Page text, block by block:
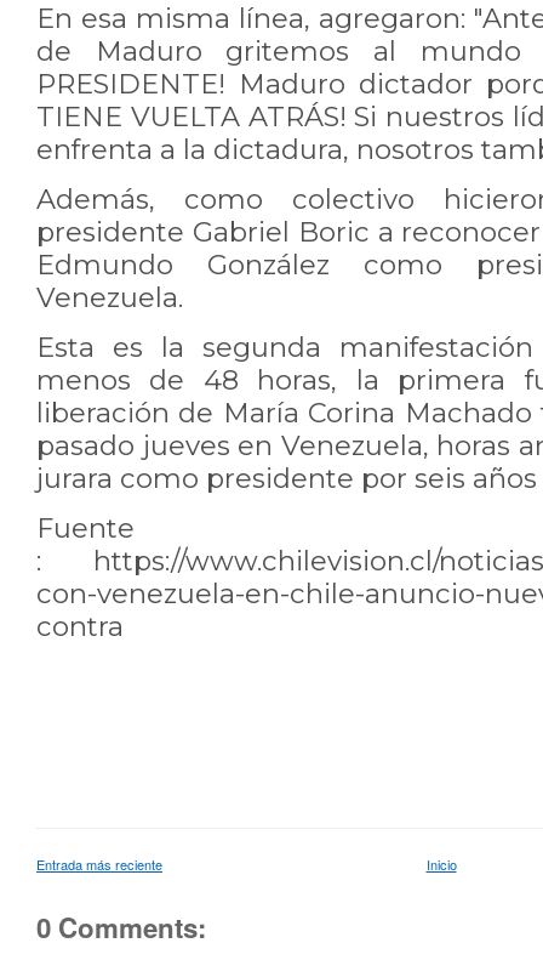
En esa misma línea, agregaron:
de Maduro gritemos al mundo
PRESIDENTE! Maduro dictador
TIENE VUELTA ATRÁS! Si nuestros
enfrenta a la dictadura, nosotros
Además, como colectivo
presidente Gabriel Boric a
Edmundo González como
Venezuela.
Esta es la segunda
menos de 48 horas, la primera
liberación de María Corina
pasado jueves en Venezuela, horas
jurara como presidente por seis años
Fuente
: https://www.chilevision.cl/
con-venezuela-en-chile-anuncio-
contra
Entrada más reciente Inicio
0 Comments: